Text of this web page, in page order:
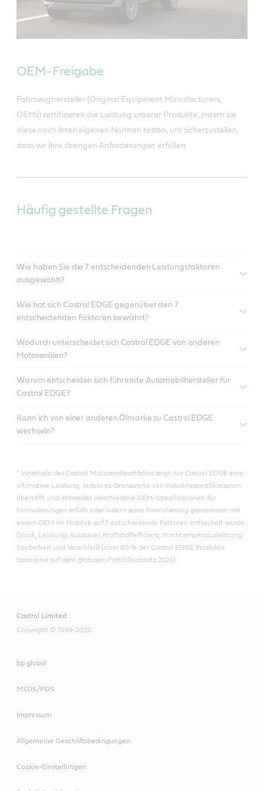
OEM-Freigabe
Fahrzeughersteller (Original Equipment Manufacturers,
OEMs) zertifizieren die Leistung unserer Produkte, indem sie
diese nach ihren eigenen Normen testen, um sicherzustellen,
dass wir ihre strengen Anforderungen erfüllen.
Häufig gestellte Fragen
Wie haben Sie die 7 entscheidenden Leistungsfaktoren
ausgewählt?
Wie hat sich Castrol EDGE gegenüber den 7
entscheidenden Faktoren bewährt?
Wodurch unterscheidet sich Castrol EDGE von anderen
Motorenölen?
Warum entscheiden sich führende Automobilhersteller für
Castrol EDGE?
Kann ich von einer anderen Ölmarke zu Castrol EDGE
wechseln?
* Innerhalb des Castrol Motorenölportfolios zeigt nur Castrol EDGE eine
ultimative Leistung, indem es Grenzwerte von Industriespezifikationen
übertrifft und entweder verschiedene OEM-Spezifikationen für
Formulierungen erfüllt oder indem seine Formulierung gemeinsam mit
einem OEM im Hinblick auf 7 entscheidende Faktoren entwickelt wurde:
Druck, Leistung, Ausdauer, Kraftstoffeffizienz, Hochtemperaturleistung,
Sauberkeit und Verschleiß (über 80 % der Castrol EDGE Produkte
basierend auf dem globalen Portfolioabsatz 2024).
Castrol Limited
Copyright © 1999-2026
bp global
MSDS/PDS
Impressum
Allgemeine Geschäftsbedingungen
Cookie-Einstellungen